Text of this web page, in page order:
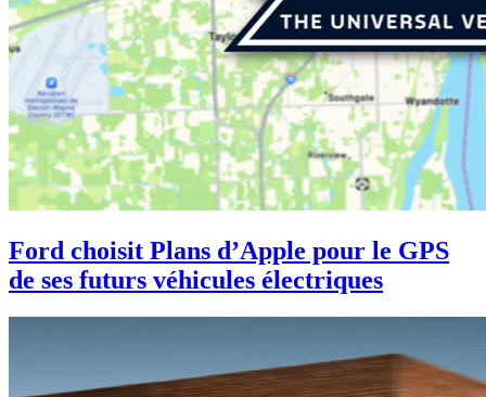
Ford choisit Plans d’Apple pour le GPS
de ses futurs véhicules électriques